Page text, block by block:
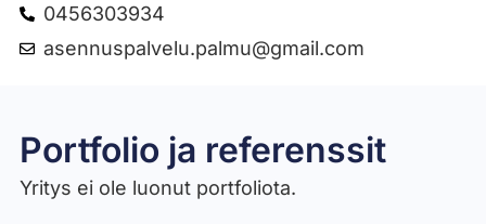
0456303934
asennuspalvelu.palmu@gmail.com
Portfolio ja referenssit
Yritys ei ole luonut portfoliota.